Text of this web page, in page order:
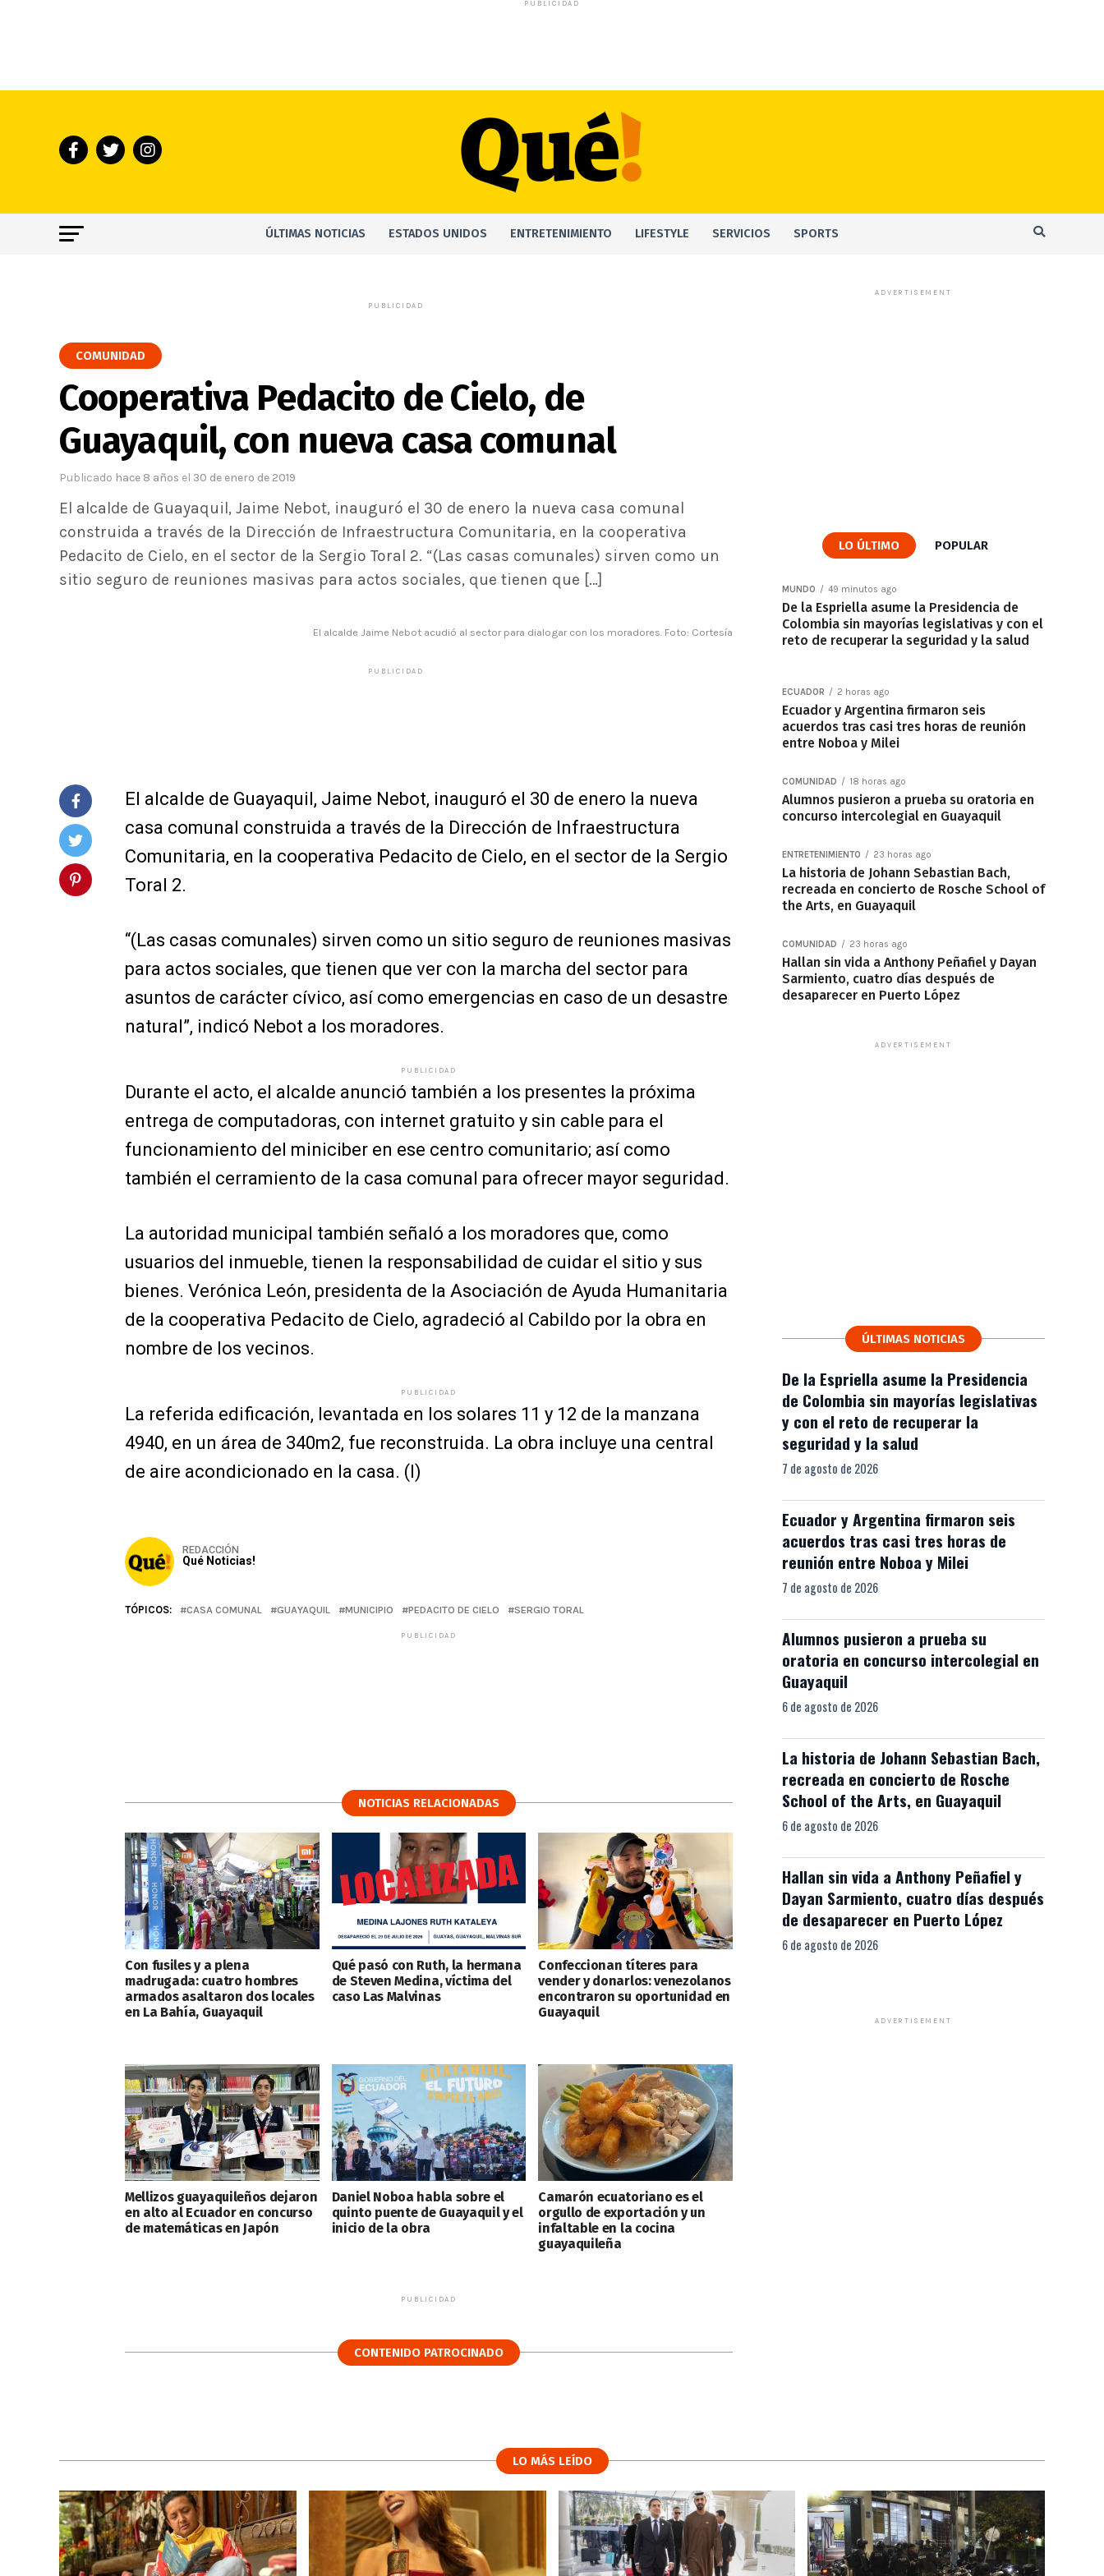
PUBLICIDAD
ÚLTIMAS NOTICIAS ESTADOS UNIDOS ENTRETENIMIENTO LIFESTYLE SERVICIOS SPORTS
PUBLICIDAD
COMUNIDAD
Cooperativa Pedacito de Cielo, de
Guayaquil, con nueva casa comunal
Publicado hace 8 años el 30 de enero de 2019
El alcalde de Guayaquil, Jaime Nebot, inauguró el 30 de enero la nueva casa comunal
construida a través de la Dirección de Infraestructura Comunitaria, en la cooperativa
Pedacito de Cielo, en el sector de la Sergio Toral 2. “(Las casas comunales) sirven como un
sitio seguro de reuniones masivas para actos sociales, que tienen que […]
El alcalde Jaime Nebot acudió al sector para dialogar con los moradores. Foto: Cortesía
PUBLICIDAD
El alcalde de Guayaquil, Jaime Nebot, inauguró el 30 de enero la nueva
casa comunal construida a través de la Dirección de Infraestructura
Comunitaria, en la cooperativa Pedacito de Cielo, en el sector de la Sergio
Toral 2.
“(Las casas comunales) sirven como un sitio seguro de reuniones masivas
para actos sociales, que tienen que ver con la marcha del sector para
asuntos de carácter cívico, así como emergencias en caso de un desastre
natural”, indicó Nebot a los moradores.
PUBLICIDAD
Durante el acto, el alcalde anunció también a los presentes la próxima
entrega de computadoras, con internet gratuito y sin cable para el
funcionamiento del miniciber en ese centro comunitario; así como
también el cerramiento de la casa comunal para ofrecer mayor seguridad.
La autoridad municipal también señaló a los moradores que, como
usuarios del inmueble, tienen la responsabilidad de cuidar el sitio y sus
bienes. Verónica León, presidenta de la Asociación de Ayuda Humanitaria
de la cooperativa Pedacito de Cielo, agradeció al Cabildo por la obra en
nombre de los vecinos.
PUBLICIDAD
La referida edificación, levantada en los solares 11 y 12 de la manzana
4940, en un área de 340m2, fue reconstruida. La obra incluye una central
de aire acondicionado en la casa. (I)
REDACCIÓN
Qué Noticias!
TÓPICOS: CASA COMUNAL GUAYAQUIL MUNICIPIO PEDACITO DE CIELO SERGIO TORAL
PUBLICIDAD
NOTICIAS RELACIONADAS
Con fusiles y a plena
madrugada: cuatro hombres
armados asaltaron dos locales
en La Bahía, Guayaquil
Qué pasó con Ruth, la hermana
de Steven Medina, víctima del
caso Las Malvinas
Confeccionan títeres para
vender y donarlos: venezolanos
encontraron su oportunidad en
Guayaquil
Mellizos guayaquileños dejaron
en alto al Ecuador en concurso
de matemáticas en Japón
Daniel Noboa habla sobre el
quinto puente de Guayaquil y el
inicio de la obra
Camarón ecuatoriano es el
orgullo de exportación y un
infaltable en la cocina
guayaquileña
PUBLICIDAD
CONTENIDO PATROCINADO
ADVERTISEMENT
LO ÚLTIMO POPULAR
MUNDO 49 minutos ago
De la Espriella asume la Presidencia de
Colombia sin mayorías legislativas y con el
reto de recuperar la seguridad y la salud
ECUADOR 2 horas ago
Ecuador y Argentina firmaron seis
acuerdos tras casi tres horas de reunión
entre Noboa y Milei
COMUNIDAD 18 horas ago
Alumnos pusieron a prueba su oratoria en
concurso intercolegial en Guayaquil
ENTRETENIMIENTO 23 horas ago
La historia de Johann Sebastian Bach,
recreada en concierto de Rosche School of
the Arts, en Guayaquil
COMUNIDAD 23 horas ago
Hallan sin vida a Anthony Peñafiel y Dayan
Sarmiento, cuatro días después de
desaparecer en Puerto López
ADVERTISEMENT
ÚLTIMAS NOTICIAS
De la Espriella asume la Presidencia
de Colombia sin mayorías legislativas
y con el reto de recuperar la
seguridad y la salud
7 de agosto de 2026
Ecuador y Argentina firmaron seis
acuerdos tras casi tres horas de
reunión entre Noboa y Milei
7 de agosto de 2026
Alumnos pusieron a prueba su
oratoria en concurso intercolegial en
Guayaquil
6 de agosto de 2026
La historia de Johann Sebastian Bach,
recreada en concierto de Rosche
School of the Arts, en Guayaquil
6 de agosto de 2026
Hallan sin vida a Anthony Peñafiel y
Dayan Sarmiento, cuatro días después
de desaparecer en Puerto López
6 de agosto de 2026
ADVERTISEMENT
LO MÁS LEÍDO